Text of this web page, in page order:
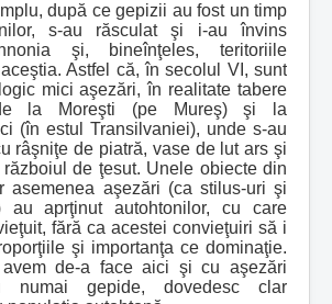
după ce gepizii au fost un timp
s-au răsculat şi i-au învins
şi, bineînţeles, teritoriile
Astfel că, în secolul VI, sunt
mici aşezări, în realitate tabere
la Moreşti (pe Mureş) şi la
(în estul Transilvaniei), unde s-au
râşniţe de piatră, vase de lut ars şi
de ţesut. Unele obiecte din
asemenea aşezări (ca stilus-uri şi
au aprţinut autohtonilor, cu care
fără ca acestei convieţuiri să i
şi importanţa ce dominaţie.
de-a face aici şi cu aşezări
gepide, dovedesc clar